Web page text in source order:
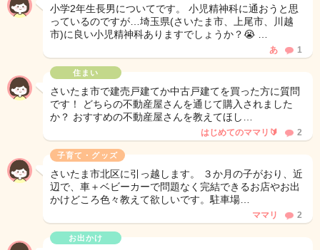
小学2年生長男についてです。 小児精神科に通おうと思
っているのですが…埼玉県(さいたま市、上尾市、川越
市)に良い小児精神科ありますでしょうか？😭 …
あ 1
住まい
さいたま市で建売戸建てか中古戸建てを買った方に質問
です！ どちらの不動産屋さんを通じて購入されました
か？ おすすめの不動産屋さんを教えてほし…
はじめてのママリ🔰 2
子育て・グッズ
さいたま市北区に引っ越します。 ３か月の子がおり、近
辺で、車＋ベビーカーで問題なく完結できるお店やお出
かけどころ色々教えて欲しいです。駐車場…
ママリ 2
お出かけ